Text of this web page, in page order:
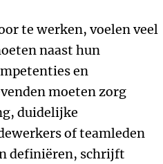
te werken, voelen veel
naast hun
en
moeten zorg
duidelijke
of teamleden
definiëren, schrijft